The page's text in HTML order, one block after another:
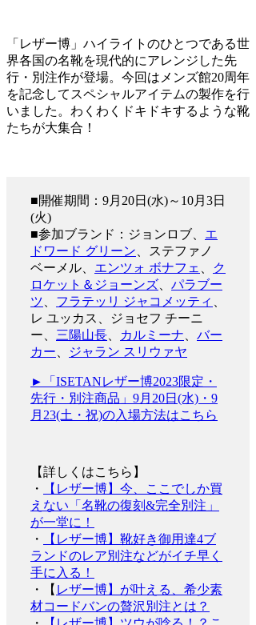
「レザー博」ハイライトのひとつである世
界各国の名靴を現代的にアレンジした先
行・別注作が登場。今回はメンズ館20周年
を記念してスペシャルアイテムの製作を行
いました。わくわくドキドキするような靴
たちが大集合！
■開催期間：9月20日(水)～10月3日
(火)
■参加ブランド：ジョンロブ、 エ
ドワード グリーン 、ステファノ
ベーメル、 エンツォ ボナフェ
ク
ロケット＆ジョーンズ
パラブー
ツ
フラテッリ ジャコメッティ
レ ユッカス、ジョセフ チーニ
ー、 三陽山長 カルミーナ
バー
カー
ジャラン スリウァヤ
►「ISETANレザー博2023限定・
先行・別注商品」9月20日(水)・9
月23(土・祝)の入場方法はこちら
【詳しくはこちら】
・
【レザー博】今、ここでしか買
えない「名靴の復刻&完全別注」
が一堂に！
・
【レザー博】靴好き御用達4ブ
ランドのレア別注などがイチ早く
手に入る！
・【 レザー博】が叶える、希少素
材コードバンの贅沢別注とは？